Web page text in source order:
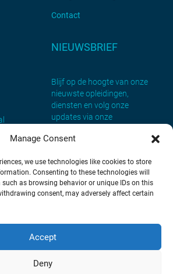
Manage Consent
we use technologies like cookies to store
Consenting to these technologies will
as browsing behavior or unique IDs on this
consent, may adversely affect certain
Accept
Deny
Contact
552461
NIEUWSBRIEF
Blijf op de hoogte van onze
nieuwste opleidingen,
diensten en volg onze
updates via onze